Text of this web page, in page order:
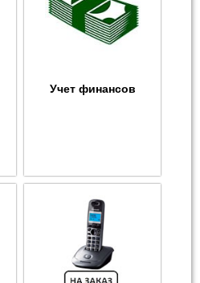
Учет финансов